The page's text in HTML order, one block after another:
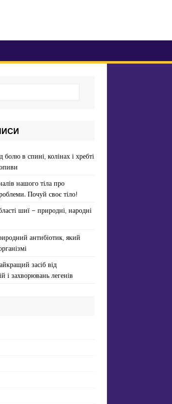
болю в спині, колінах і хребті
нашого тіла про
Почуй своє тіло!
шиї – природні, народні
антибіотик, який
засіб від
і захворювань легенів